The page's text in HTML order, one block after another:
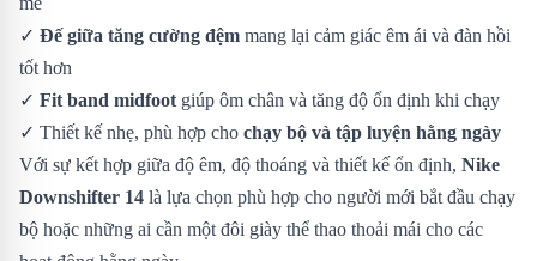
✓ Đế giữa tăng cường đệm mang lại cảm giác êm ái và đàn hồi
tốt hơn
✓ Fit band midfoot giúp ôm chân và tăng độ ổn định khi chạy
✓ Thiết kế nhẹ, phù hợp cho chạy bộ và tập luyện hằng ngày
Với sự kết hợp giữa độ êm, độ thoáng và thiết kế ổn định, Nike
Downshifter 14 là lựa chọn phù hợp cho người mới bắt đầu chạy
bộ hoặc những ai cần một đôi giày thể thao thoải mái cho các